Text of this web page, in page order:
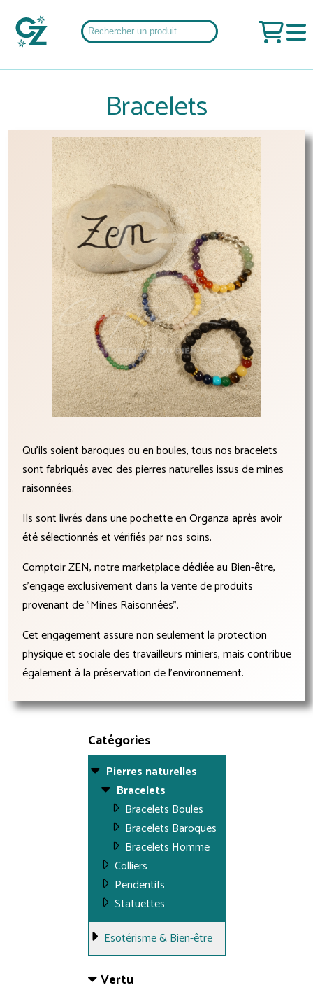
Bracelets
Qu'ils soient baroques ou en boules, tous nos bracelets
sont fabriqués avec des pierres naturelles issus de mines
raisonnées.
Ils sont livrés dans une pochette en Organza après avoir
été sélectionnés et vérifiés par nos soins.
Comptoir ZEN, notre marketplace dédiée au Bien-être,
s'engage exclusivement dans la vente de produits
provenant de "Mines Raisonnées".
Cet engagement assure non seulement la protection
physique et sociale des travailleurs miniers, mais contribue
également à la préservation de l'environnement.
Catégories
Pierres naturelles
Bracelets
Bracelets Boules
Bracelets Baroques
Bracelets Homme
Colliers
Pendentifs
Statuettes
Esotérisme & Bien-être
Vertu